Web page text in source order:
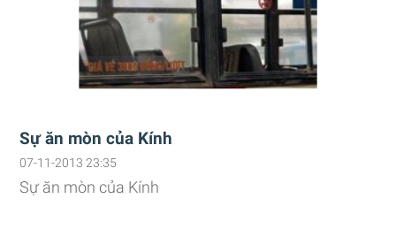
Sự ăn mòn của Kính
07-11-2013 23:35
Sự ăn mòn của Kính